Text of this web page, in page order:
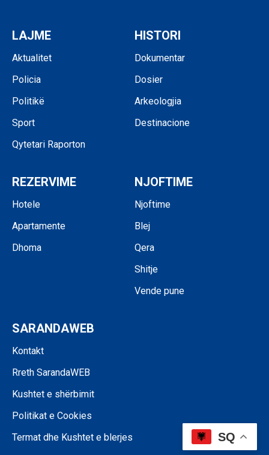
LAJME
Aktualitet
Policia
Politikë
Sport
Qytetari Raporton
HISTORI
Dokumentar
Dosier
Arkeologjia
Destinacione
REZERVIME
Hotele
Apartamente
Dhoma
NJOFTIME
Njoftime
Blej
Qera
Shitje
Vende pune
SARANDAWEB
Kontakt
Rreth SarandaWEB
Kushtet e shërbimit
Politikat e Cookies
Termat dhe Kushtet e blerjes
SQ